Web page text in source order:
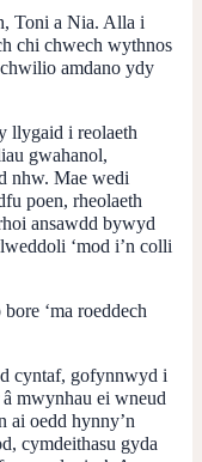
Toni a Nia. Alla i
chi chwech wythnos
amdano ydy
llygaid i reolaeth
gwahanol,
nhw. Mae wedi
poen, rheolaeth
ansawdd bywyd
‘mod i’n colli
‘ma roeddech
cyntaf, gofynnwyd i
mwynhau ei wneud
ai oedd hynny’n
cymdeithasu gyda